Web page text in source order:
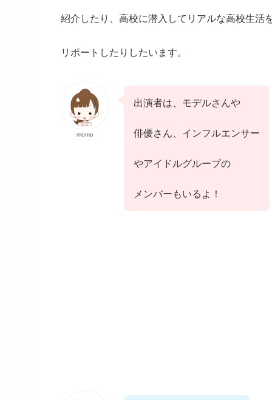
紹介したり、高校に潜入してリアルな高校生活
リポートしたりしたいます。
momo
出演者は、モデルさんや
俳優さん、インフルエンサー
やアイドルグループの
メンバーもいるよ！